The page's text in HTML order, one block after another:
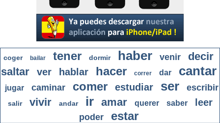
coger bailar tener dormir haber venir
decir
saltar
ver hablar hacer correr dar cantar
jugar caminar comer estudiar ser escribir
salir vivir andar ir amar querer saber leer
poder estar